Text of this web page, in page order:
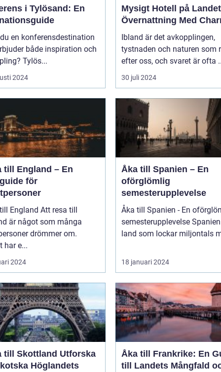
i Tylösand: En
en konferensdestination
både inspiration och
Tylös...
2024
Mysigt Hotell på
Övernattning Med
Ibland är det avkopplingen,
tystnaden och naturen som
efter oss, och svaret är ofta
30 juli 2024
till England – En
för
Att resa till
är något som många
drömmer om.
har e...
2024
Åka till Spanien – En
oförglömlig
semesterupplevelse
Åka till Spanien - En
semesterupplevelse Spanien är ett
land som lockar miljontals
18 januari 2024
Skottland Utforska
Höglandets
Åka till Frankrike: En
till Landets Mångfald